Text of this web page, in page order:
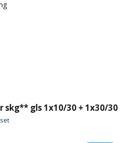
skg** gls 1x10/30 + 1x30/30
set